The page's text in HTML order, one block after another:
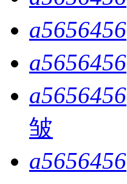
a5656456
a5656456
a5656456
皱
a5656456